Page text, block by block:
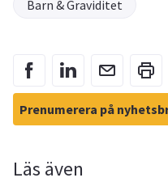
Barn & Graviditet
Prenumerera på
Läs även